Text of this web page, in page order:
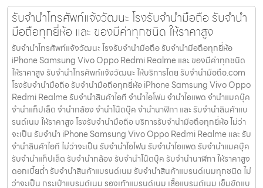
รับจำนำโทรศัพท์แจ้งวัฒนะ โรงรับจำนำมือถือ รับจำนำ
มือถือทุกยี่ห้อ และ ของมีค่าทุกชนิด ให้ราคาสูง
รับจำนำโทรศัพท์แจ้งวัฒนะ โรงรับจำนำมือถือ รับจำนำมือถือทุกยี่ห้อ
iPhone Samsung Vivo Oppo Redmi Realme และ ของมีค่าทุกชนิด
ให้ราคาสูง รับจำนำโทรศัพท์แจ้งวัฒนะ ให้บริการโดย รับจํานํามือถือ.com
โรงรับจำนำมือถือ รับจำนำมือถือทุกยี่ห้อ iPhone Samsung Vivo Oppo
Redmi Realme รับจำนำสินค้าไอที จำนำไอโฟน จำนำไอแพด จำนำแมคบุ๊ค
จำนำแท็ปเล็ต จำนำกล้อง จำนำโน๊ตบุ๊ค จำนำนาฬิกา และ รับจำนำสินค้าแบ
รนด์เนม ให้ราคาสูง โรงรับจำนำมือถือ บริการรับจำนำมือถือทุกยี่ห้อ ไม่ว่า
จะเป็น รับจำนำ iPhone Samsung Vivo Oppo Redmi Realme และ รับ
จำนำสินค้าไอที ไม่ว่าจะเป็น รับจำนำไอโฟน รับจำนำไอแพด รับจำนำแมคบุ๊ค
รับจำนำแท็ปเล็ต รับจำนำกล้อง รับจำนำโน๊ตบุ๊ค รับจำนำนาฬิกา ให้ราคาสูง
ดอกเบี้ยต่ำ รับจำนำสินค้าแบรนด์เนม รับจำนำสินค้าแบรนด์เนมทุกชนิด ไม่
ว่าจะเป็น กระเป๋าแบรนด์เนม รองเท้าแบรนด์เนม เสื้อแบรนด์เนม เข็มขัดแบ